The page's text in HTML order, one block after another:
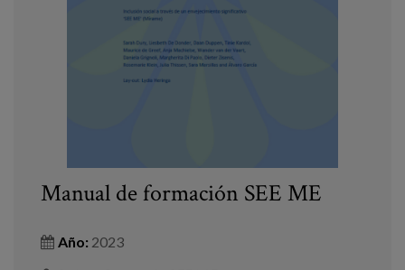
Manual de formación SEE ME
Año: 2023